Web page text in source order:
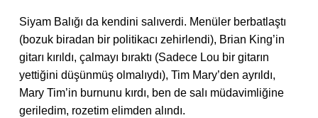
Siyam Balığı da kendini salıverdi. Menüler berbatlaştı
(bozuk biradan bir politikacı zehirlendi), Brian King’in
gitarı kırıldı, çalmayı bıraktı (Sadece Lou bir gitarın
yettiğini düşünmüş olmalıydı), Tim Mary’den ayrıldı,
Mary Tim’in burnunu kırdı, ben de salı müdavimliğine
geriledim, rozetim elimden alındı.